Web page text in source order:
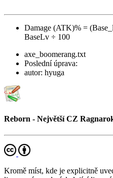
Damage (ATK)% =
BaseLv ÷ 100
axe_boomerang.txt
Poslední úprava:
autor: hyuga
Reborn - Největší CZ
Kromě míst, kde je explicitně